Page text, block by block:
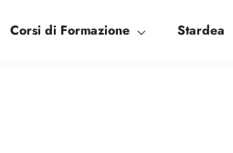
Corsi di Formazione Stardea